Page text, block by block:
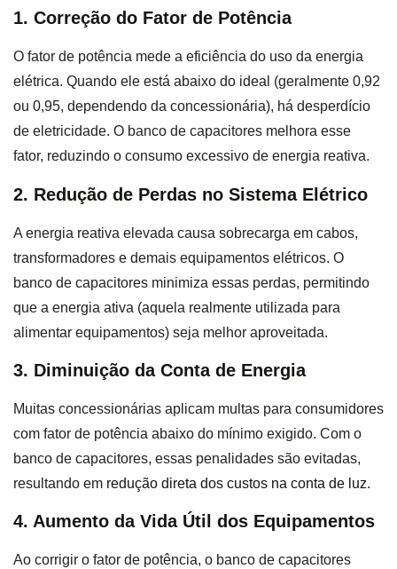
1. Correção do Fator de Potência
O fator de potência mede a eficiência do uso da energia
elétrica. Quando ele está abaixo do ideal (geralmente 0,92
ou 0,95, dependendo da concessionária), há desperdício
de eletricidade. O banco de capacitores melhora esse
fator, reduzindo o consumo excessivo de energia reativa.
2. Redução de Perdas no Sistema Elétrico
A energia reativa elevada causa sobrecarga em cabos,
transformadores e demais equipamentos elétricos. O
banco de capacitores minimiza essas perdas, permitindo
que a energia ativa (aquela realmente utilizada para
alimentar equipamentos) seja melhor aproveitada.
3. Diminuição da Conta de Energia
Muitas concessionárias aplicam multas para consumidores
com fator de potência abaixo do mínimo exigido. Com o
banco de capacitores, essas penalidades são evitadas,
resultando em redução direta dos custos na conta de luz.
4. Aumento da Vida Útil dos Equipamentos
Ao corrigir o fator de potência, o banco de capacitores